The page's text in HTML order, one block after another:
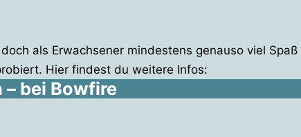
als Erwachsener mindestens genauso viel Spaß
Hier findest du weitere Infos:
bei Bowfire